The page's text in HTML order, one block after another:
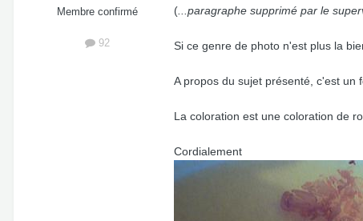
Membre confirmé
92
( ...paragraphe supprimé par le
Si ce genre de photo n'est plus la
A propos du sujet présenté, c'est un
La coloration est une coloration de
Cordialement